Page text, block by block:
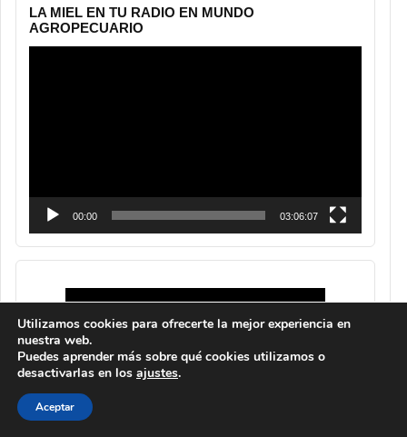
LA MIEL EN TU RADIO EN MUNDO
AGROPECUARIO
00:00 03:06:07
Utilizamos cookies para ofrecerte la mejor experiencia en
nuestra web.
Puedes aprender más sobre qué cookies utilizamos o
desactivarlas en los ajustes.
Aceptar